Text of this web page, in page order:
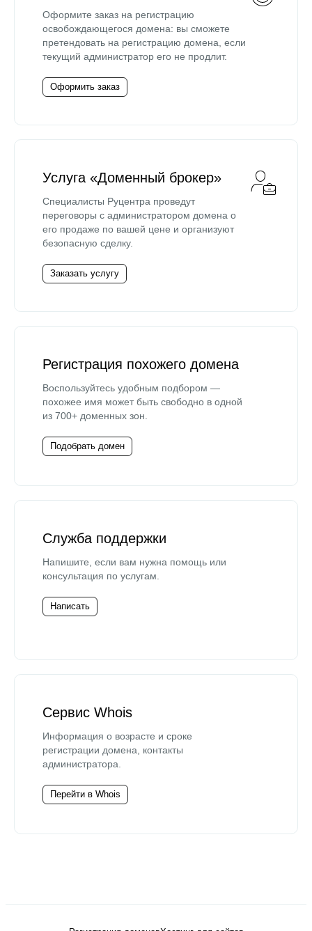
Оформите заказ на регистрацию
освобождающегося домена: вы сможете
претендовать на регистрацию домена, если
текущий администратор его не продлит.
Оформить заказ
Услуга «Доменный брокер»
Специалисты Руцентра проведут
переговоры с администратором домена о
его продаже по вашей цене и организуют
безопасную сделку.
Заказать услугу
Регистрация похожего домена
Воспользуйтесь удобным подбором —
похожее имя может быть свободно в одной
из 700+ доменных зон.
Подобрать домен
Служба поддержки
Напишите, если вам нужна помощь или
консультация по услугам.
Написать
Сервис Whois
Информация о возрасте и сроке
регистрации домена, контакты
администратора.
Перейти в Whois